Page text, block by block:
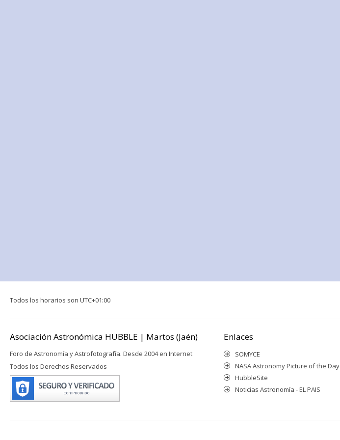
Todos los horarios son UTC+01:00
Asociación Astronómica HUBBLE | Martos (Jaén)
Foro de Astronomía y Astrofotografía. Desde 2004 en Internet
Todos los Derechos Reservados
Enlaces
SOMYCE
NASA Astronomy Picture of the Day
HubbleSite
Noticias Astronomía - EL PAIS